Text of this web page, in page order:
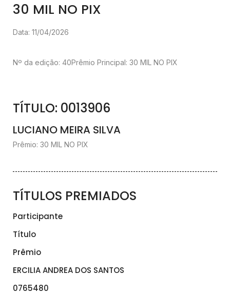
30 MIL NO PIX
Data: 11/04/2026
Nº da edição: 40Prêmio Principal: 30 MIL NO PIX
TÍTULO: 0013906
LUCIANO MEIRA SILVA
Prêmio: 30 MIL NO PIX
TÍTULOS PREMIADOS
Participante
Título
Prêmio
ERCILIA ANDREA DOS SANTOS
0765480